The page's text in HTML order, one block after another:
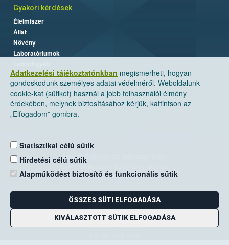
Adatkezelési tájékoztatónkban megismerheti, hogyan
gondoskodunk személyes adatai védelméről. Weboldalunk
cookie-kat (sütiket) használ a jobb felhasználói élmény
érdekében, melynek biztosításához kérjük, kattintson az
„Elfogadom” gombra.
Statisztikai célú sütik
Hirdetési célú sütik
Alapműködést biztosító és funkcionális sütik
ÖSSZES SÜTI ELFOGADÁSA
KIVÁLASZTOTT SÜTIK ELFOGADÁSA
Gyakori kérdések
Élelmiszer
Állat
Növény
Laboratóriumok
Nemzeti Élelmiszerlánc-biztonsági Hivatal
Levelezési cím: 1525 Budapest. Pf. 30.
E-mail:ugyfelszolgalat@nebih.gov.hu
Zöld szám: 06-80/263-244
Telefon: 06-1/ 336-9000